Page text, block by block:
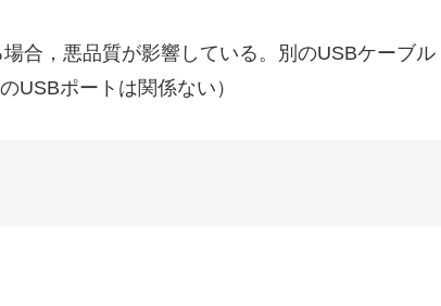
合，悪品質が影響している。別のUSBケーブル
USBポートは関係ない）